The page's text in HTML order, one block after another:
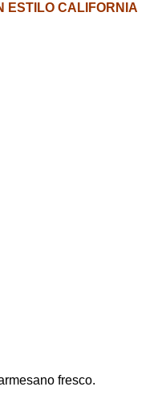
ESTILO CALIFORNIA
fresco.